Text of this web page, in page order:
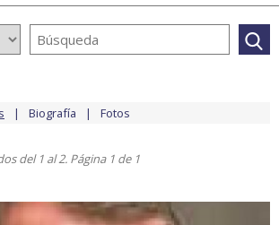
Biografía Fotos
del 1 al 2. Página 1 de 1